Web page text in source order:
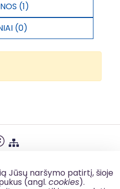
Jūsų naršymo patirtį, šioje
(angl. cookies).
(1)
(0)